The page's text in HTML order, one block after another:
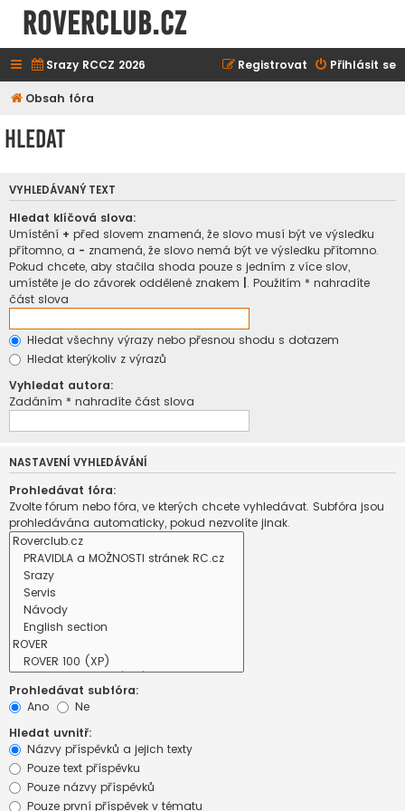
ROVERCLUB.cz
Srazy RCCZ 2026 Přihlásit se
Registrovat
Obsah fóra
Hledat
VYHLEDÁVANÝ TEXT
Hledat klíčová slova:
Umístění + před slovem znamená, že slovo musí být ve výsledku
přítomno, a - znamená, že slovo nemá být ve výsledku přítomno.
Pokud chcete, aby stačila shoda pouze s jedním z více slov,
umístěte je do závorek oddělené znakem . Použitím * nahradíte
část slova
Hledat všechny výrazy nebo přesnou shodu s dotazem
Hledat kterýkoliv z výrazů
Vyhledat autora:
Zadáním * nahradíte část slova
NASTAVENÍ VYHLEDÁVÁNÍ
Prohledávat fóra:
Zvolte fórum nebo fóra, ve kterých chcete vyhledávat. Subfóra jsou
prohledávána automaticky, pokud nezvolíte jinak.
Prohledávat subfóra:
Ano
Ne
Hledat uvnitř:
Názvy příspěvků a jejich texty
Pouze text příspěvku
Pouze názvy příspěvků
Pouze první příspěvek v tématu